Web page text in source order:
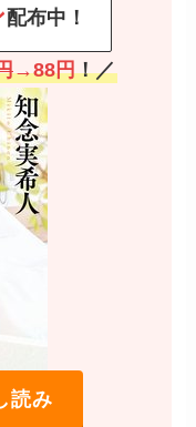
配布中！
→88円！／
読み